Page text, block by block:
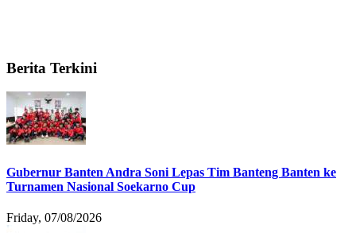
Berita Terkini
Gubernur Banten Andra Soni Lepas Tim Banteng Banten ke
Turnamen Nasional Soekarno Cup
Friday, 07/08/2026